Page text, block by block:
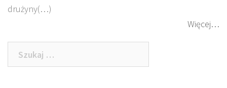
drużyny(…)
Więcej…
Szukaj: